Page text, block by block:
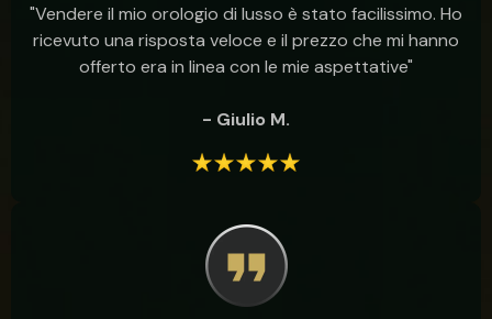
"Vendere il mio orologio di lusso è stato facilissimo. Ho
ricevuto una risposta veloce e il prezzo che mi hanno
offerto era in linea con le mie aspettative"
- Giulio M.